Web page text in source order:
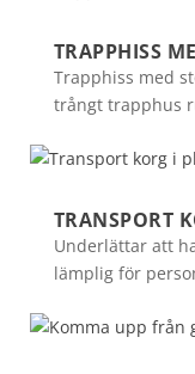
TRAPPHISS
Trapphiss med
trångt trapphus
TRANSPORT
Underlättar att
lämplig för